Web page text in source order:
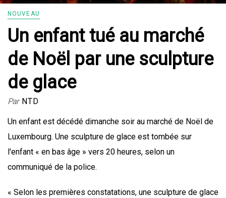
NOUVEAU
Un enfant tué au marché
de Noël par une sculpture
de glace
Par NTD
Un enfant est décédé dimanche soir au marché de Noël de
Luxembourg. Une sculpture de glace est tombée sur
l'enfant « en bas âge » vers 20 heures, selon un
communiqué de la police.
« Selon les premières constatations, une sculpture de glace